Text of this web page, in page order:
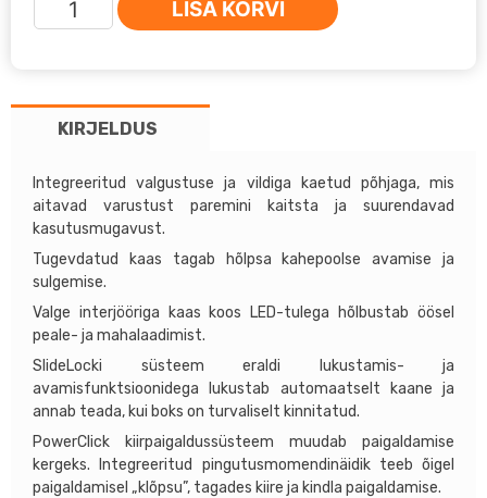
THULE
(380L),
Titan
kogus
LISA KORVI
KIRJELDUS
Integreeritud valgustuse ja vildiga kaetud põhjaga, mis
aitavad varustust paremini kaitsta ja suurendavad
kasutusmugavust.
Tugevdatud kaas tagab hõlpsa kahepoolse avamise ja
sulgemise.
Valge interjööriga kaas koos LED-tulega hõlbustab öösel
peale- ja mahalaadimist.
SlideLocki süsteem eraldi lukustamis- ja
avamisfunktsioonidega lukustab automaatselt kaane ja
annab teada, kui boks on turvaliselt kinnitatud.
PowerClick kiirpaigaldussüsteem muudab paigaldamise
kergeks. Integreeritud pingutusmomendinäidik teeb õigel
paigaldamisel „klõpsu”, tagades kiire ja kindla paigaldamise.